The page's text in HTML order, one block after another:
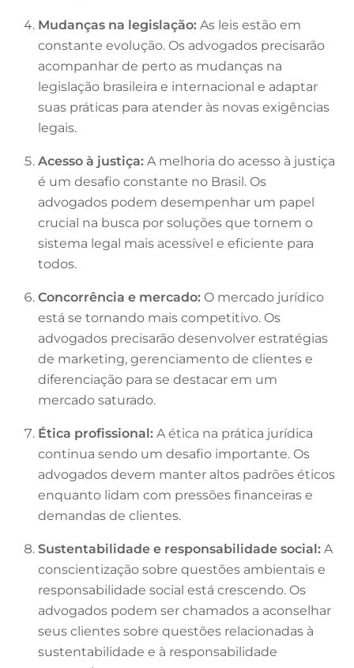
Mudanças na legislação: As leis estão em
constante evolução. Os advogados precisarão
acompanhar de perto as mudanças na
legislação brasileira e internacional e adaptar
suas práticas para atender às novas exigências
legais.
Acesso à justiça: A melhoria do acesso à justiça
é um desafio constante no Brasil. Os
advogados podem desempenhar um papel
crucial na busca por soluções que tornem o
sistema legal mais acessível e eficiente para
todos.
Concorrência e mercado: O mercado jurídico
está se tornando mais competitivo. Os
advogados precisarão desenvolver estratégias
de marketing, gerenciamento de clientes e
diferenciação para se destacar em um
mercado saturado.
Ética profissional: A ética na prática jurídica
continua sendo um desafio importante. Os
advogados devem manter altos padrões éticos
enquanto lidam com pressões financeiras e
demandas de clientes.
Sustentabilidade e responsabilidade social: A
conscientização sobre questões ambientais e
responsabilidade social está crescendo. Os
advogados podem ser chamados a aconselhar
seus clientes sobre questões relacionadas à
sustentabilidade e à responsabilidade